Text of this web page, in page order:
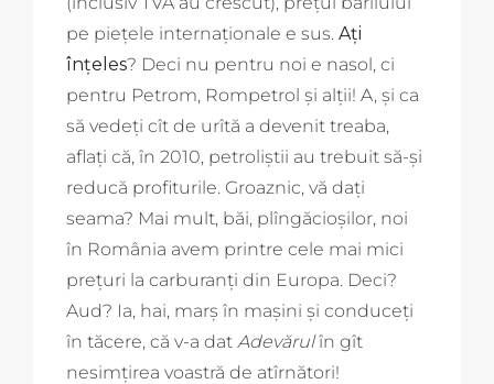
pe piețele internaționale e sus. Ați
înțeles? Deci nu pentru noi e nasol, ci
pentru Petrom, Rompetrol și alții! A, și ca
să vedeți cît de urîtă a devenit treaba,
aflați că, în 2010, petroliștii au trebuit să-și
reducă profiturile. Groaznic, vă dați
seama? Mai mult, băi, plîngăcioșilor, noi
în România avem printre cele mai mici
prețuri la carburanți din Europa. Deci?
Aud? Ia, hai, marș în mașini și conduceți
în tăcere, că v-a dat Adevărulîn gît
nesimțirea voastră de atîrnători!